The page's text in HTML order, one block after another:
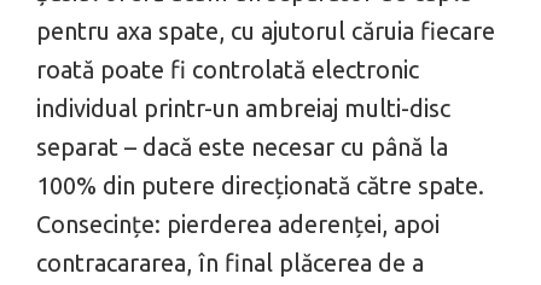
pentru axa spate, cu ajutorul căruia fiecare
roată poate fi controlată electronic
individual printr-un ambreiaj multi-disc
separat – dacă este necesar cu până la
100% din putere direcționată către spate.
Consecințe: pierderea aderenței, apoi
contracararea, în final plăcerea de a